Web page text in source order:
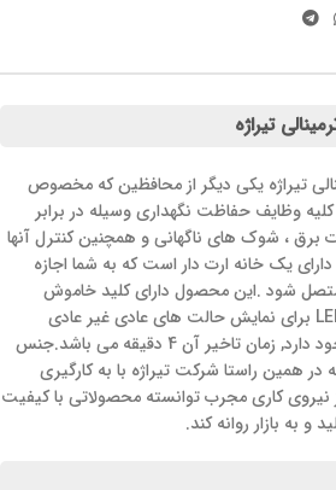
تیراژه
تیراژه یکی دیگر از محافظین که مخصوص
وظایف حفاظت نگهداری وسیله در برابر
برق ، شوک های ناگهانی و همچنین کنترل آنها
یک خانه ارت دار است که به شما اجازه
شود .این محصول دارای کلید خاموش
روشن است. دارای سه چراغ LED برای نمایش حالت های عادی غیر عادی
وتاخیر بر روی این محصول وجود دارد, زمان تاخیر آن 4 دقیقه می باشد.جنس
همین راستا شرکت تیراژه با به کارگیری
نیروی کاری مجرب توانسته محصولاتی با کیفیت
و به بازار روانه کند.